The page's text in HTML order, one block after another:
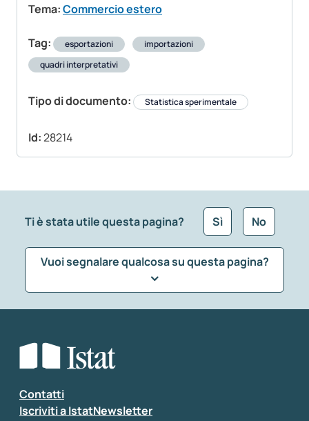
Tema:Commercio estero
Tag: esportazioni
importazioni
quadri interpretativi
Tipo di documento: Statistica sperimentale
Id:28214
Ti è stata utile questa pagina? Sì No
Vuoi segnalare qualcosa su questa pagina?
Seleziona la tipologia della segnalazione
Inserisci il tuo commento
Contatti
Iscriviti a IstatNewsletter